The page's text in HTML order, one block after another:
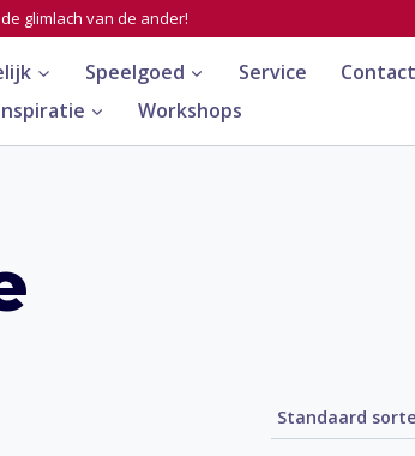
glimlach van de ander!
Speelgoed Service Contact
Workshops